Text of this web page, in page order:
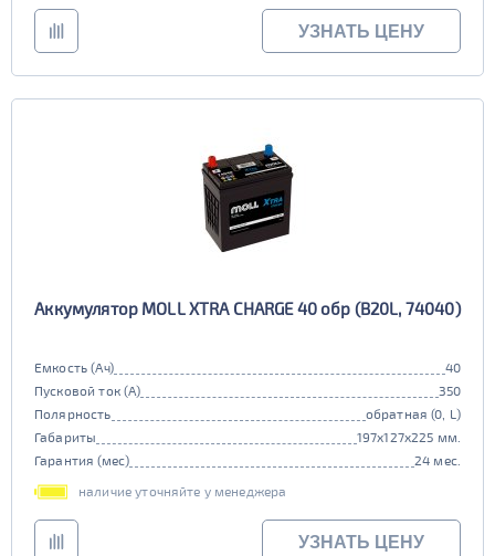
УЗНАТЬ ЦЕНУ
Аккумулятор MOLL XTRA CHARGE 40 обр (B20L, 74040)
Емкость (Ач)
40
Пусковой ток (А)
350
Полярность
обратная (0, L)
Габариты
197x127x225 мм.
Гарантия (мес)
24 мес.
наличие уточняйте у менеджера
УЗНАТЬ ЦЕНУ